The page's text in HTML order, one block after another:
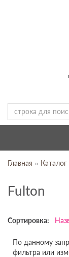
Главная » Каталог
Fulton
Сортировка:
По данному
фильтра или